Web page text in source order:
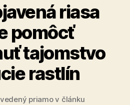
riasa
pomôcť
tajomstvo
rastlín
priamo v článku